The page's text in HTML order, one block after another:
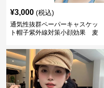
¥3,000 (税込)
通気性抜群ペーパーキャスケッ
ト帽子紫外線対策小顔効果 麦